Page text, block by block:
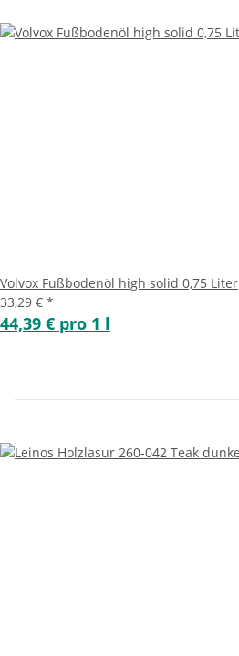
Volvox Fußbodenöl high solid 0,75 Liter
33,29 € *
44,39 € pro 1 l